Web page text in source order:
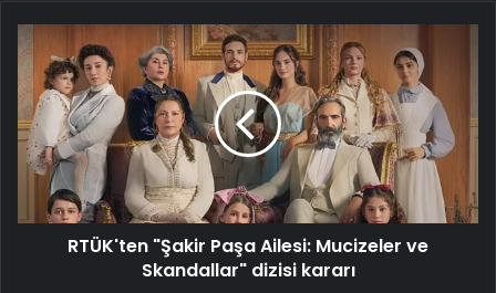
RTÜK'ten
"Şakir
Paşa
Ailesi:
Mucizeler
ve
Skandallar"
dizisi
kararı
RTÜK'ten "Şakir Paşa Ailesi: Mucizeler ve
Skandallar" dizisi kararı